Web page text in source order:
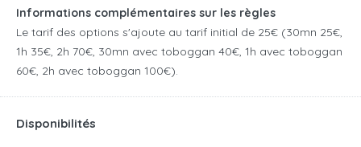
Informations complémentaires sur les règles
Le tarif des options s'ajoute au tarif initial de 25€ (30mn 25€,
1h 35€, 2h 70€, 30mn avec toboggan 40€, 1h avec toboggan
60€, 2h avec toboggan 100€).
Disponibilités